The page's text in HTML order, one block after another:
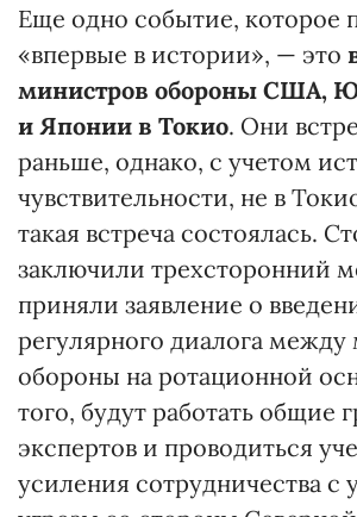
Еще одно событие, которое
«впервые в истории», — это
министров обороны США,
и Японии в Токио. Они
раньше, однако, с учетом
чувствительности, не в
такая встреча состоялась.
заключили трехсторонний
приняли заявление о
регулярного диалога
обороны на ротационной
того, будут работать общие
экспертов и проводиться
усиления сотрудничества с